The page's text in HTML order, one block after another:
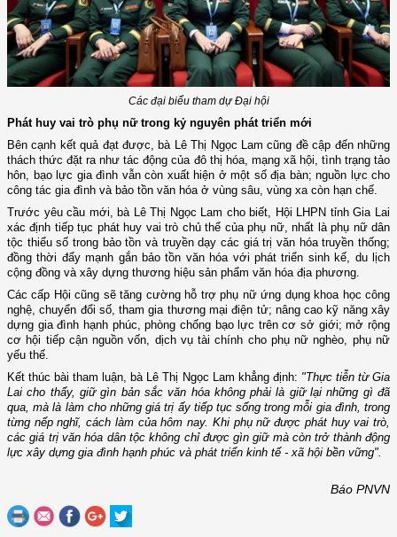
Các đại biểu tham dự Đại hội
Phát huy vai trò phụ nữ trong kỷ nguyên phát triển mới
Bên cạnh kết quả đạt được, bà Lê Thị Ngọc Lam cũng đề cập đến những
thách thức đặt ra như tác động của đô thị hóa, mạng xã hội, tình trạng tảo
hôn, bạo lực gia đình vẫn còn xuất hiện ở một số địa bàn; nguồn lực cho
công tác gia đình và bảo tồn văn hóa ở vùng sâu, vùng xa còn hạn chế.
Trước yêu cầu mới, bà Lê Thị Ngọc Lam cho biết, Hội LHPN tỉnh Gia Lai
xác định tiếp tục phát huy vai trò chủ thể của phụ nữ, nhất là phụ nữ dân
tộc thiểu số trong bảo tồn và truyền dạy các giá trị văn hóa truyền thống;
đồng thời đẩy mạnh gắn bảo tồn văn hóa với phát triển sinh kế, du lịch
cộng đồng và xây dựng thương hiệu sản phẩm văn hóa địa phương.
Các cấp Hội cũng sẽ tăng cường hỗ trợ phụ nữ ứng dụng khoa học công
nghệ, chuyển đổi số, tham gia thương mại điện tử; nâng cao kỹ năng xây
dựng gia đình hạnh phúc, phòng chống bạo lực trên cơ sở giới; mở rộng
cơ hội tiếp cận nguồn vốn, dịch vụ tài chính cho phụ nữ nghèo, phụ nữ
yếu thế.
Kết thúc bài tham luận, bà Lê Thị Ngọc Lam khẳng định: "Thực tiễn từ Gia
Lai cho thấy, giữ gìn bản sắc văn hóa không phải là giữ lại những gì đã
qua, mà là làm cho những giá trị ấy tiếp tục sống trong mỗi gia đình, trong
từng nếp nghĩ, cách làm của hôm nay. Khi phụ nữ được phát huy vai trò,
các giá trị văn hóa dân tộc không chỉ được gìn giữ mà còn trở thành động
lực xây dựng gia đình hạnh phúc và phát triển kinh tế - xã hội bền vững".
Báo PNVN